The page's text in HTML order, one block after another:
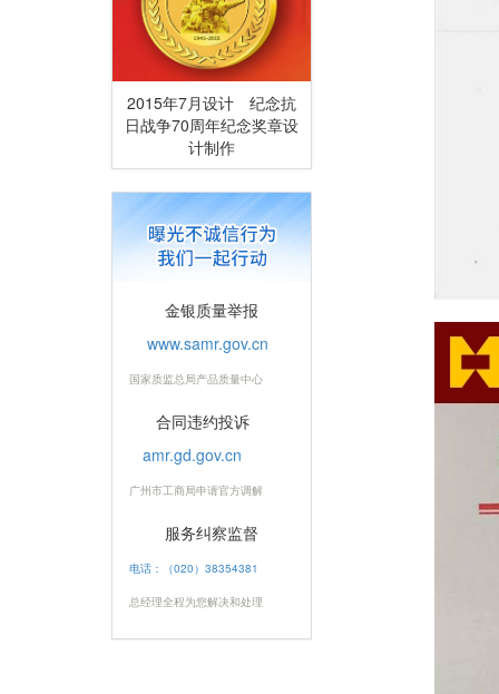
2015年7月设计 纪念抗
日战争70周年纪念奖章设
计制作
金银质量举报
www.samr.gov.cn
国家质监总局产品质量中心
合同违约投诉
amr.gd.gov.cn
广州市工商局申请官方调解
服务纠察监督
电话：（020）38354381
总经理全程为您解决和处理